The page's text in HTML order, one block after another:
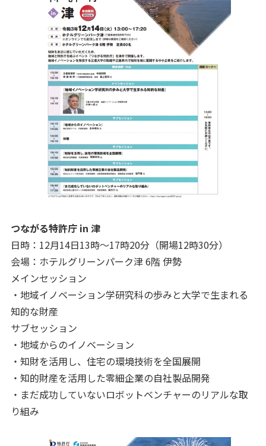
つながる特許庁 in 津
日時：12月14日13時～17時20分（開場12時30分）
会場：ホテルグリーンパーク津 6階 伊勢
メインセッション
・地域イノベーション学研究科の歩みと大学で生まれる
知的な財産
サブセッション
・地域からのイノベーション
・知財を活用し、住宅の環境技術を全国展開
・知的財産を活用した零細企業の自社製品開発
・まだ成功していないロボットベンチャーのリアルな取
り組み